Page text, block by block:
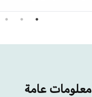
معلومات عامة